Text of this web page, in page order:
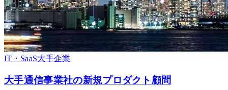
IT・SaaS大手企業
大手通信事業社の新規プロダクト顧問